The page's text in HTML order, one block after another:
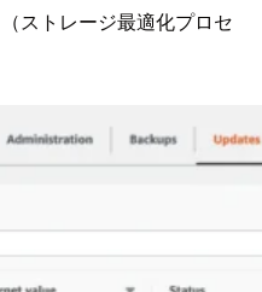
ストレージ最適化プロセ